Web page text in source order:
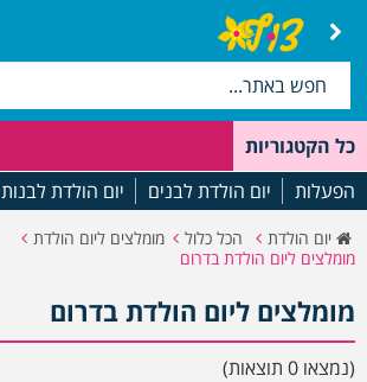
כל הקטגוריות
הפעלות
יום הולדת לבנים יום הולדת לבנות
יום הולדת הכל כלול
מומלצים ליום הולדת
מומלצים ליום הולדת בדרום
מומלצים ליום הולדת בדרום
(נמצאו 0 תוצאות)